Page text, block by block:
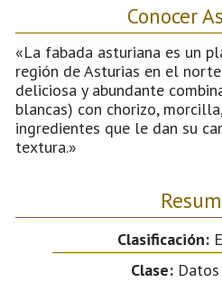
Conocer
«La fabada asturiana es un
región de Asturias en el norte
deliciosa y abundante
blancas) con chorizo,
ingredientes que le dan su
textura.»
Clasificación:
Clase:Datos